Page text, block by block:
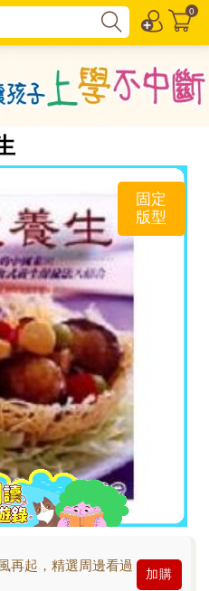
0
固定
版型
再起，精選周邊看過
加購